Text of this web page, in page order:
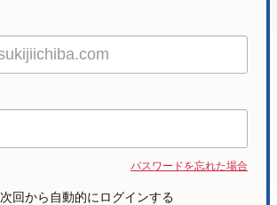
パスワードを忘れた場合
次回から自動的にログインする